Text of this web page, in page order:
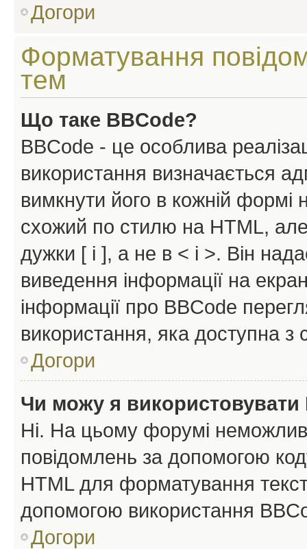
Догори
Форматування
тем
Що таке BBCode?
BBCode - це особлива
використання визначається
вимкнути його в кожній
схожий по стилю на HTML, але
дужки [ і ], а не в < і >. Він
виведення інформації на
інформації про BBCode
використання, яка доступна з
Догори
Чи можу я використовувати
Ні. На цьому форумі
повідомлень за допомогою
HTML для форматування
допомогою використання
Догори